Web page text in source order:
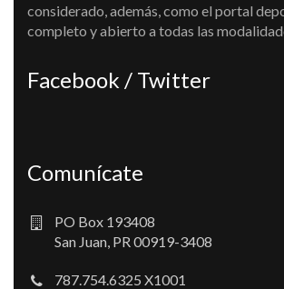
considerado, además, como el portal
completo y abierto a todas las
Facebook / Twitter
Comunícate
PO Box 193408
San Juan, PR 00919-3408
787.754.6325 X1001